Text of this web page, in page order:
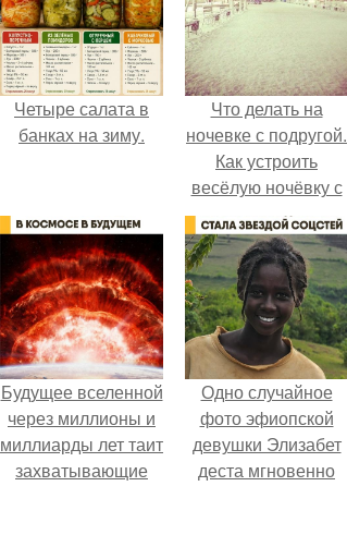
Четыре салата в
банках на зиму.
Что делать на
ночевке с подругой.
Как устроить
весёлую ночёвку с
подружками
Будущее вселенной
через миллионы и
миллиарды лет таит
захватывающие
Одно случайное
фото эфиопской
девушки Элизабет
деста мгновенно